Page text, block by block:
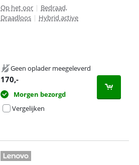
Op het oor | Bedraad,
Draadloos | Hybrid active
Geen oplader meegeleverd
170,-
Morgen bezorgd
Vergelijken